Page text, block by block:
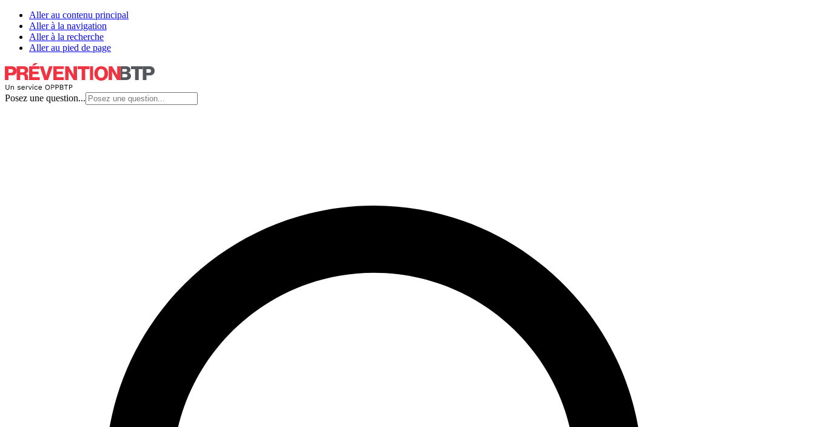
Aller au contenu principal
Aller à la navigation
Aller à la recherche
Aller au pied de page
Posez une question...